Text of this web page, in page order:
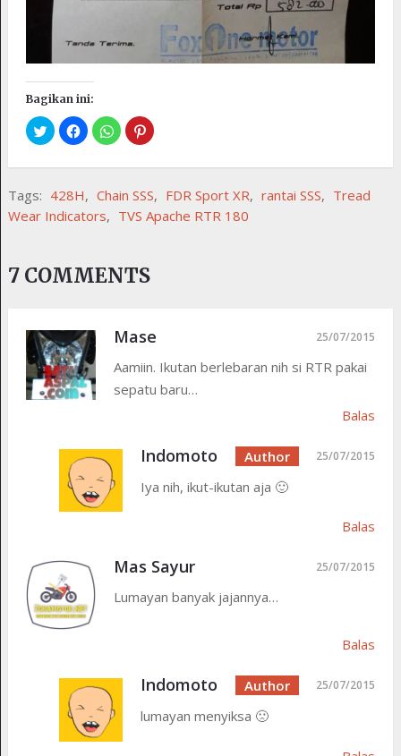
Bagikan ini:
Tags: 428H, Chain SSS, FDR Sport XR, rantai SSS, Tread
Wear Indicators, TVS Apache RTR 180
7 COMMENTS
Mase 25/07/2015
Aamiin. Ikutan berlebaran nih si RTR pakai
sepatu baru…
Balas
Indomoto 25/07/2015
Iya nih, ikut-ikutan aja 🙂
Balas
Mas Sayur 25/07/2015
Lumayan banyak jajannya…
Balas
Indomoto 25/07/2015
lumayan menyiksa 🙁